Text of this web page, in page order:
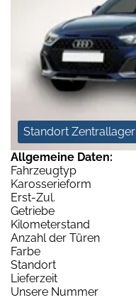
Standort Zentrallager
Allgemeine Daten:
Fahrzeugtyp
Karosserieform
Erst-Zul.
Getriebe
Kilometerstand
Anzahl der Türen
Farbe
Standort
Lieferzeit
Unsere Nummer